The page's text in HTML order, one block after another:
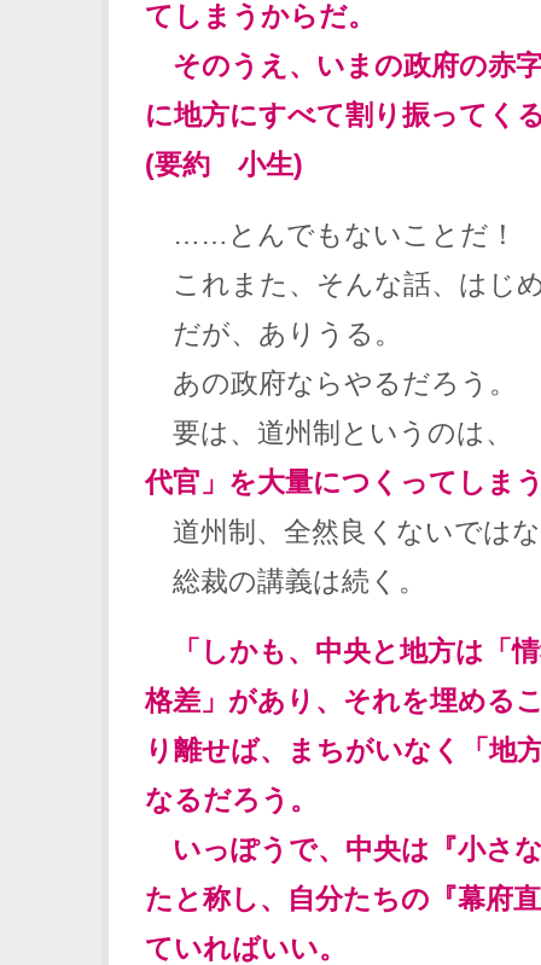
てしまうからだ。
そのうえ、いまの政府の赤
に地方にすべて割り振ってく
(要約 小生)
……とんでもないことだ！
これまた、そんな話、はじ
だが、ありうる。
あの政府ならやるだろう。
要は、道州制というのは、
代官」を大量につくってしま
道州制、全然良くないでは
総裁の講義は続く。
「しかも、中央と地方は「
格差」があり、それを埋める
り離せば、まちがいなく「地
なるだろう。
いっぽうで、中央は『小さ
たと称し、自分たちの『幕府
ていればいい。